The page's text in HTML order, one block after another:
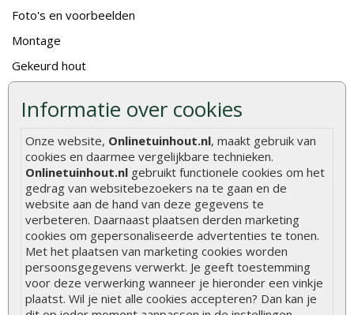
Informatie over cookies
Onze website, Onlinetuinhout.nl, maakt gebruik van
cookies en daarmee vergelijkbare technieken.
Onlinetuinhout.nl gebruikt functionele cookies om het
gedrag van websitebezoekers na te gaan en de
website aan de hand van deze gegevens te
verbeteren. Daarnaast plaatsen derden marketing
cookies om gepersonaliseerde advertenties te tonen.
Met het plaatsen van marketing cookies worden
persoonsgegevens verwerkt. Je geeft toestemming
voor deze verwerking wanneer je hieronder een vinkje
plaatst. Wil je niet alle cookies accepteren? Dan kan je
Foto's en voorbeelden
Montage
Gekeurd hout
Hoe zelf een houten overkapping maken
Hoe zelf een vlonder leggen
Hoe betonpaal plaatsen
Hoe schutting plaatsen
De 9 beste tuinschermen van Onlinetuinhout.nl
Stijlvolle houtsoorten voor in de tuin
Duurzame tuin
Welke palen voor een schapenhek